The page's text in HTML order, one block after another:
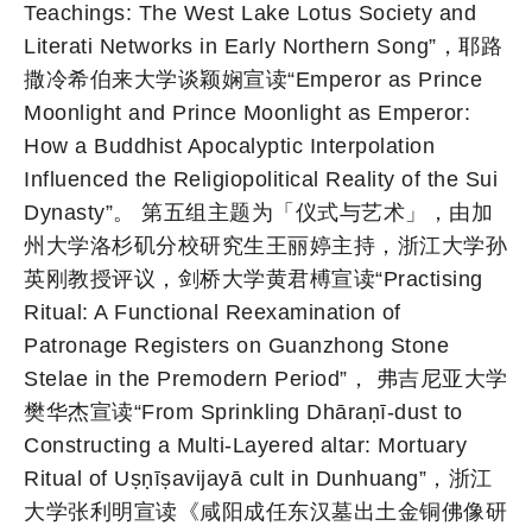
Teachings: The West Lake Lotus Society and
Literati Networks in Early Northern Song”，耶路
撒冷希伯来大学谈颖娴宣读“Emperor as Prince
Moonlight and Prince Moonlight as Emperor:
How a Buddhist Apocalyptic Interpolation
Influenced the Religiopolitical Reality of the Sui
Dynasty”。 第五组主题为「仪式与艺术」，由加
州大学洛杉矶分校研究生王丽婷主持，浙江大学孙
英刚教授评议，剑桥大学黄君榑宣读“Practising
Ritual: A Functional Reexamination of
Patronage Registers on Guanzhong Stone
Stelae in the Premodern Period”， 弗吉尼亚大学
樊华杰宣读“From Sprinkling Dhāraṇī-dust to
Constructing a Multi-Layered altar: Mortuary
Ritual of Uṣṇīṣavijayā cult in Dunhuang”，浙江
大学张利明宣读《咸阳成任东汉墓出土金铜佛像研